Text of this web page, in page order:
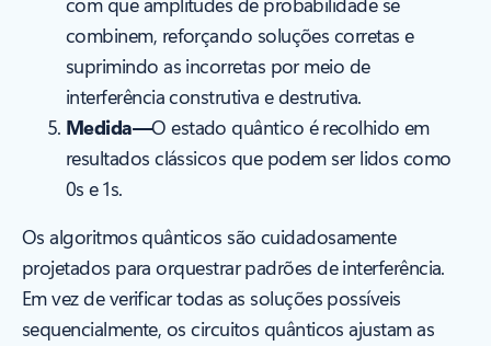
combinem, reforçando soluções corretas e
suprimindo as incorretas por meio de
interferência construtiva e destrutiva.
Medida—O estado quântico é recolhido em
resultados clássicos que podem ser lidos como
0s e 1s.
Os algoritmos quânticos são cuidadosamente
projetados para orquestrar padrões de interferência.
Em vez de verificar todas as soluções possíveis
sequencialmente, os circuitos quânticos ajustam as